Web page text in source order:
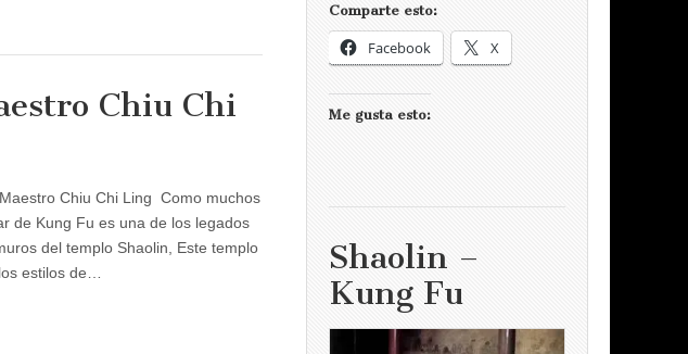
Chiu Chi
Chiu Chi Ling Como muchos
de Kung Fu es una de los legados
del templo Shaolin, Este templo
estilos de…
Comparte esto:
Facebook X
Me gusta esto:
Shaolin –
Kung Fu